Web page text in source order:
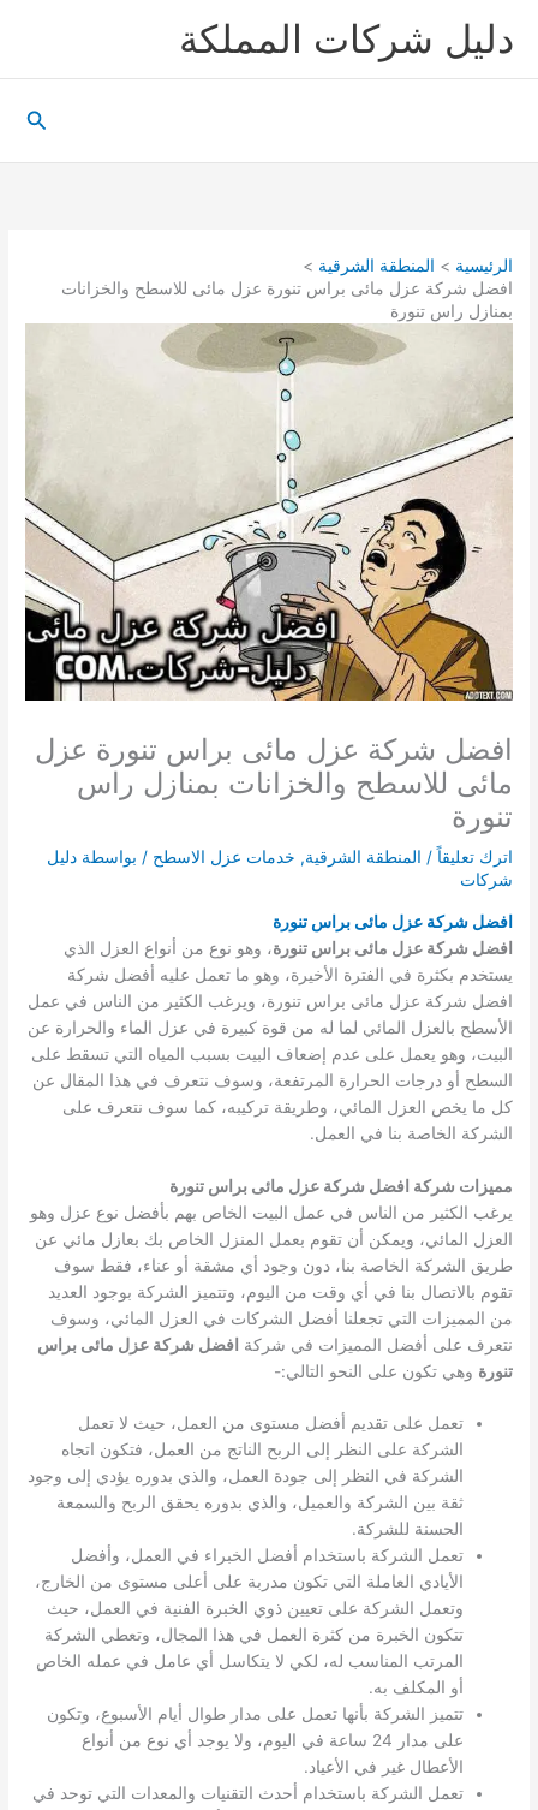
دليل شركات المملكة
الرئيسية
المنطقة الشرقية
افضل شركة عزل مائى براس تنورة عزل مائى للاسطح والخزانات
بمنازل راس تنورة
افضل شركة عزل مائى براس تنورة عزل
مائى للاسطح والخزانات بمنازل راس
تنورة
اترك تعليقاً / المنطقة الشرقية, خدمات عزل الاسطح / بواسطة دليل
شركات
افضل شركة عزل مائى براس تنورة
افضل شركة عزل مائى براس تنورة، وهو نوع من أنواع العزل الذي
يستخدم بكثرة في الفترة الأخيرة، وهو ما تعمل عليه أفضل شركة
افضل شركة عزل مائى براس تنورة، ويرغب الكثير من الناس في عمل
الأسطح بالعزل المائي لما له من قوة كبيرة في عزل الماء والحرارة عن
البيت، وهو يعمل على عدم إضعاف البيت بسبب المياه التي تسقط على
السطح أو درجات الحرارة المرتفعة، وسوف نتعرف في هذا المقال عن
كل ما يخص العزل المائي، وطريقة تركيبه، كما سوف نتعرف على
الشركة الخاصة بنا في العمل.
مميزات شركة افضل شركة عزل مائى براس تنورة
يرغب الكثير من الناس في عمل البيت الخاص بهم بأفضل نوع عزل وهو
العزل المائي، ويمكن أن تقوم بعمل المنزل الخاص بك بعازل مائي عن
طريق الشركة الخاصة بنا، دون وجود أي مشقة أو عناء، فقط سوف
تقوم بالاتصال بنا في أي وقت من اليوم، وتتميز الشركة بوجود العديد
من المميزات التي تجعلنا أفضل الشركات في العزل المائي، وسوف
نتعرف على أفضل المميزات في شركة افضل شركة عزل مائى براس
تنورة وهي تكون على النحو التالي:-
تعمل على تقديم أفضل مستوى من العمل، حيث لا تعمل
الشركة على النظر إلى الربح الناتج من العمل، فتكون اتجاه
الشركة في النظر إلى جودة العمل، والذي بدوره يؤدي إلى وجود
ثقة بين الشركة والعميل، والذي بدوره يحقق الربح والسمعة
الحسنة للشركة.
تعمل الشركة باستخدام أفضل الخبراء في العمل، وأفضل
الأيادي العاملة التي تكون مدربة على أعلى مستوى من الخارج،
وتعمل الشركة على تعيين ذوي الخبرة الفنية في العمل، حيث
تتكون الخبرة من كثرة العمل في هذا المجال، وتعطي الشركة
المرتب المناسب له، لكي لا يتكاسل أي عامل في عمله الخاص
أو المكلف به.
تتميز الشركة بأنها تعمل على مدار طوال أيام الأسبوع، وتكون
على مدار 24 ساعة في اليوم، ولا يوجد أي نوع من أنواع
الأعطال غير في الأعياد.
تعمل الشركة باستخدام أحدث التقنيات والمعدات التي توحد في